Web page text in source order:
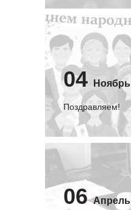
04 Ноябрь
Поздравляем!
06 Апрель